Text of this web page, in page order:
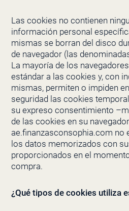
Las cookies no contienen
información personal
mismas se borran del disco
de navegador (las
La mayoría de los
estándar a las cookies y, con
mismas, permiten o impiden
seguridad las cookies
su expreso consentimiento
de las cookies en su
ae.finanzasconsophia.com no
los datos memorizados con
proporcionados en el
compra.
¿Qué tipos de cookies utiliza